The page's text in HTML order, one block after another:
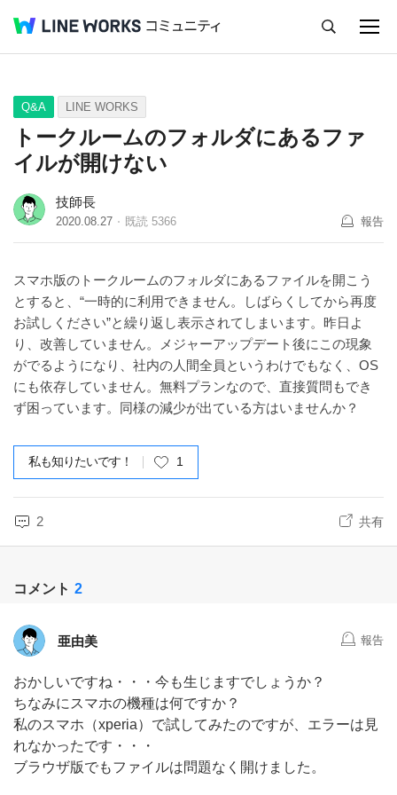
Q&A Tips Ideas
Q&A LINE WORKS
トークルームのフォルダにあるファ
イルが開けない
技師長
2020.08.27 既読 5366 報告
スマホ版のトークルームのフォルダにあるファイルを開こう
とすると、“一時的に利用できません。しばらくしてから再度
お試しください”と繰り返し表示されてしまいます。昨日よ
り、改善していません。メジャーアップデート後にこの現象
がでるようになり、社内の人間全員というわけでもなく、OS
にも依存していません。無料プランなので、直接質問もでき
ず困っています。同様の減少が出ている方はいませんか？
私も知りたいです！ 1
2 共有
コメント 2
亜由美 報告
おかしいですね・・・今も生じますでしょうか？
ちなみにスマホの機種は何ですか？
私のスマホ（xperia）で試してみたのですが、エラーは見
れなかったです・・・
ブラウザ版でもファイルは問題なく開けました。